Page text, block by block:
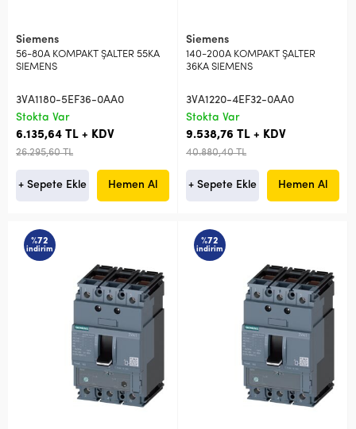
Siemens
56-80A KOMPAKT ŞALTER 55KA
SIEMENS
3VA1180-5EF36-0AA0
Stokta Var
6.135,64 TL + KDV
26.295,60 TL
+ Sepete Ekle Hemen Al
Siemens
140-200A KOMPAKT ŞALTER
36KA SIEMENS
3VA1220-4EF32-0AA0
Stokta Var
9.538,76 TL + KDV
40.880,40 TL
+ Sepete Ekle Hemen Al
%72
indirim
%72
indirim